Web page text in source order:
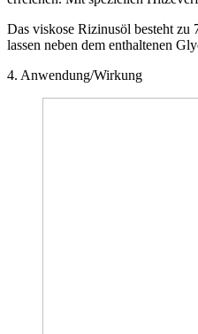
Das viskose Rizinusöl besteht zu
lassen neben dem enthaltenen
4. Anwendung/Wirkung